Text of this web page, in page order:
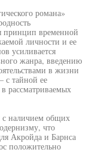
романа»
принцип временной
личности и ее
усиливается
жанра, введению
в жизни
с тайной ее
рассматриваемых
с наличием общих
что
Акройда и Барнса
положительно